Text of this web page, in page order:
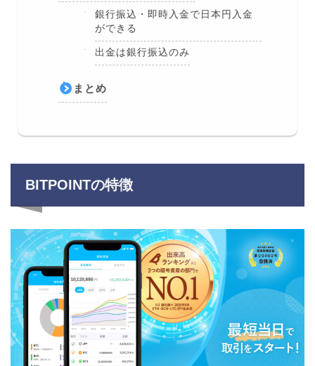
銀行振込・即時入金で日本円入金
ができる
出金は銀行振込のみ
まとめ
BITPOINTの特徴